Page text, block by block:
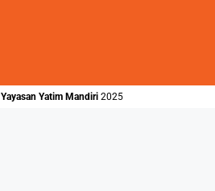
Yayasan Yatim Mandiri 2025